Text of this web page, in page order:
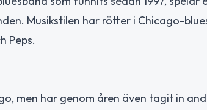
Musikstilen har rötter i Chicago-
Peps.
men har genom åren även tagit in